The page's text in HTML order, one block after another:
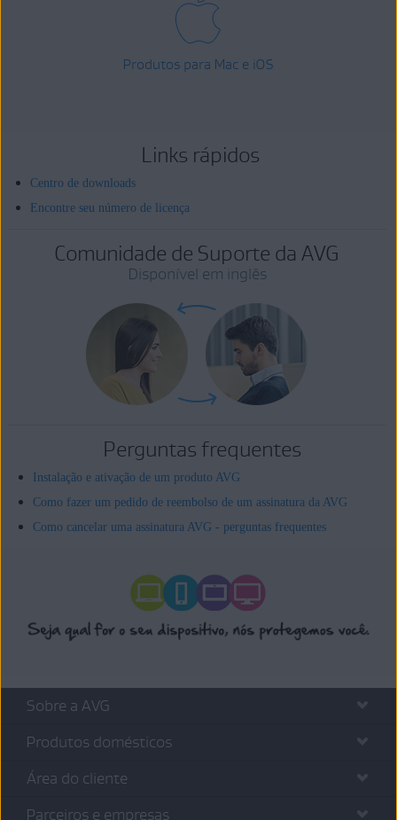
Produtos para Mac e iOS
Links rápidos
Centro de downloads
Encontre seu número de licença
Comunidade de Suporte da AVG
Disponível em inglês
Perguntas frequentes
Instalação e ativação de um produto AVG
Como fazer um pedido de reembolso de um assinatura da AVG
Como cancelar uma assinatura AVG - perguntas frequentes
Sobre a AVG
Produtos domésticos
Área do cliente
Parceiros e empresas